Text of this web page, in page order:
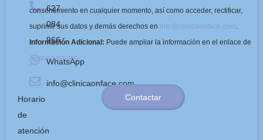
627
084
966
WhatsApp
info@clinicaonface.com
Horario
de
atención
consentimiento en cualquier momento, así como acceder, rectificar,
suprimir sus datos y demás derechos en info@clinicaonface.com.
Información Adicional: Puede ampliar la información en el enlace de
Avisos Legales.
Contactar